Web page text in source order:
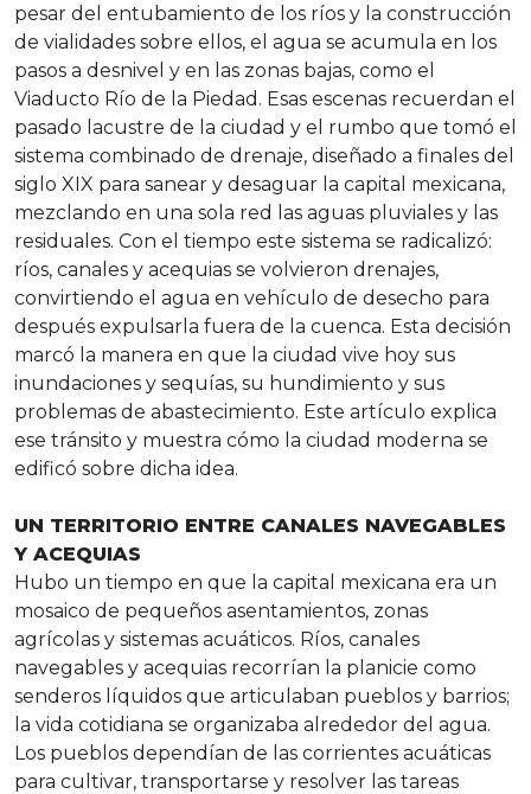
pesar del entubamiento de los ríos y la construcción
de vialidades sobre ellos, el agua se acumula en los
pasos a desnivel y en las zonas bajas, como el
Viaducto Río de la Piedad. Esas escenas recuerdan el
pasado lacustre de la ciudad y el rumbo que tomó el
sistema combinado de drenaje, diseñado a finales del
siglo XIX para sanear y desaguar la capital mexicana,
mezclando en una sola red las aguas pluviales y las
residuales. Con el tiempo este sistema se radicalizó:
ríos, canales y acequias se volvieron drenajes,
convirtiendo el agua en vehículo de desecho para
después expulsarla fuera de la cuenca. Esta decisión
marcó la manera en que la ciudad vive hoy sus
inundaciones y sequías, su hundimiento y sus
problemas de abastecimiento. Este artículo explica
ese tránsito y muestra cómo la ciudad moderna se
edificó sobre dicha idea.
UN TERRITORIO ENTRE CANALES NAVEGABLES
Y ACEQUIAS
Hubo un tiempo en que la capital mexicana era un
mosaico de pequeños asentamientos, zonas
agrícolas y sistemas acuáticos. Ríos, canales
navegables y acequias recorrían la planicie como
senderos líquidos que articulaban pueblos y barrios;
la vida cotidiana se organizaba alrededor del agua.
Los pueblos dependían de las corrientes acuáticas
para cultivar, transportarse y resolver las tareas